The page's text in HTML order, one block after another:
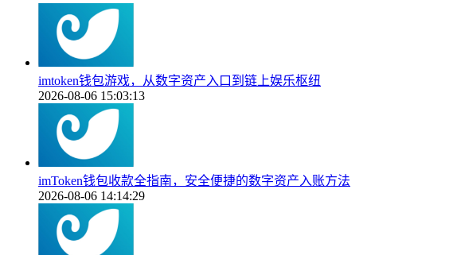
imtoken钱包游戏，从数字资产入口到链上娱乐枢纽
2026-08-06 15:03:13
imToken钱包收款全指南，安全便捷的数字资产入账方法
2026-08-06 14:14:29